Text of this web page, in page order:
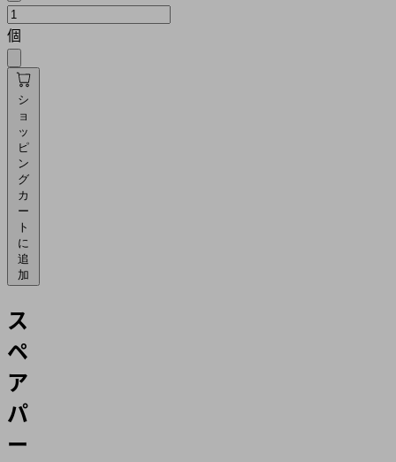
個
シ
ョ
ッ
ピ
ン
グ
カ
ー
ト
に
追
加
ス
ペ
ア
パ
ー